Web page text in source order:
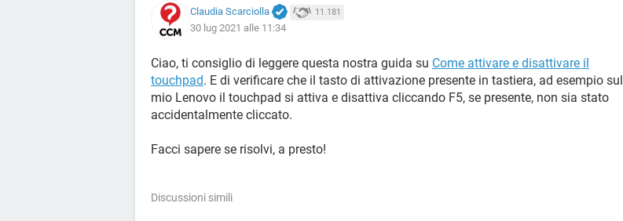
Claudia Scarciolla 11.181
30 lug 2021 alle 11:34
Ciao, ti consiglio di leggere questa nostra guida su Come attivare e disattivare il
touchpad. E di verificare che il tasto di attivazione presente in tastiera, ad esempio sul
mio Lenovo il touchpad si attiva e disattiva cliccando F5, se presente, non sia stato
accidentalmente cliccato.
Facci sapere se risolvi, a presto!
Discussioni simili